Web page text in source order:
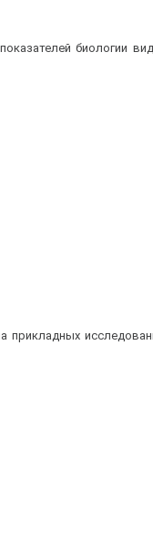
биологии
прикладных